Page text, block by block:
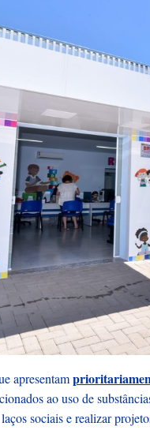
apresentam
ao uso de
laços sociais e realizar